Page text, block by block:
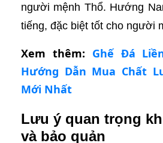
người mệnh Thổ. Hướng
tiếng, đặc biệt tốt cho người
Xem thêm: Ghế Đá
Hướng Dẫn Mua Chất
Mới Nhất
Lưu ý quan trọng
và bảo quản